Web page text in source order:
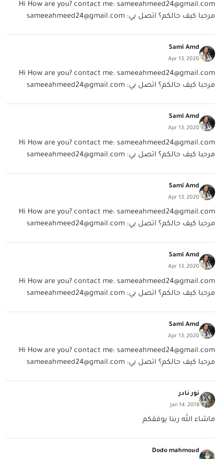
Hi How are you? contact me: sameeahmeed24@gmail.com
مرحبا كيف حالكم؟ اتصل بي: sameeahmeed24@gmail.com
Sami Amd
Apr 13, 2020
Hi How are you? contact me: sameeahmeed24@gmail.com
مرحبا كيف حالكم؟ اتصل بي: sameeahmeed24@gmail.com
Sami Amd
Apr 13, 2020
Hi How are you? contact me: sameeahmeed24@gmail.com
مرحبا كيف حالكم؟ اتصل بي: sameeahmeed24@gmail.com
Sami Amd
Apr 13, 2020
Hi How are you? contact me: sameeahmeed24@gmail.com
مرحبا كيف حالكم؟ اتصل بي: sameeahmeed24@gmail.com
Sami Amd
Apr 13, 2020
Hi How are you? contact me: sameeahmeed24@gmail.com
مرحبا كيف حالكم؟ اتصل بي: sameeahmeed24@gmail.com
Sami Amd
Apr 13, 2020
Hi How are you? contact me: sameeahmeed24@gmail.com
مرحبا كيف حالكم؟ اتصل بي: sameeahmeed24@gmail.com
نور نادر
Jan 14, 2018
ماشاء الله ربنا يوفقكم
Dodo mahmoud